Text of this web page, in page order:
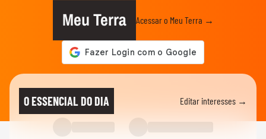
Meu Terra Acessar o Meu Terra →
O ESSENCIAL DO DIA Editar interesses →